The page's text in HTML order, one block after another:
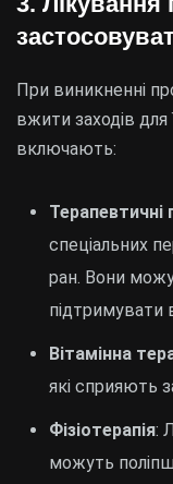
При виникненні
вжити заходів для
включають:
Терапевтичні
спеціальних
ран. Вони
підтримувати
Вітамінна
які сприяють
Фізіотерапія:
можуть